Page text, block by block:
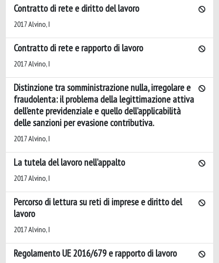
Contratto di rete e diritto del lavoro
2017 Alvino, I
Contratto di rete e rapporto di lavoro
2017 Alvino, I
Distinzione tra somministrazione nulla, irregolare e
fraudolenta: il problema della legittimazione attiva
dell’ente previdenziale e quello dell’applicabilità
delle sanzioni per evasione contributiva.
2017 Alvino, I
La tutela del lavoro nell’appalto
2017 Alvino, I
Percorso di lettura su reti di imprese e diritto del
lavoro
2017 Alvino, I
Regolamento UE 2016/679 e rapporto di lavoro